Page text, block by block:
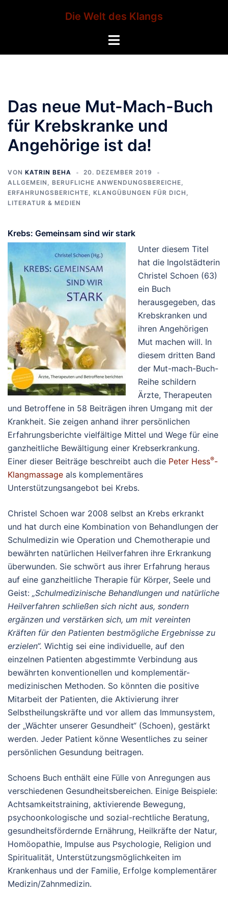
Die Welt des Klangs
Menü
Das neue Mut-Mach-Buch
für Krebskranke und
Angehörige ist da!
VON KATRIN BEHA
20. DEZEMBER 2019
ALLGEMEIN , BERUFLICHE ANWENDUNGSBEREICHE,
ERFAHRUNGSBERICHTE, KLANGÜBUNGEN FÜR DICH ,
LITERATUR & MEDIEN
Krebs: Gemeinsam sind wir stark
Unter diesem Titel
hat die Ingolstädterin
Christel Schoen (63)
ein Buch
herausgegeben, das
Krebskranken und
ihren Angehörigen
Mut machen will. In
diesem dritten Band
der Mut-mach-Buch-
Reihe schildern
Ärzte, Therapeuten
und Betroffene in 58 Beiträgen ihren Umgang mit der
Krankheit. Sie zeigen anhand ihrer persönlichen
Erfahrungsberichte vielfältige Mittel und Wege für eine
ganzheitliche Bewältigung einer Krebserkrankung.
Einer dieser Beiträge beschreibt auch die Peter Hess®-
Klangmassage als komplementäres
Unterstützungsangebot bei Krebs.
Christel Schoen war 2008 selbst an Krebs erkrankt
und hat durch eine Kombination von Behandlungen der
Schulmedizin wie Operation und Chemotherapie und
bewährten natürlichen Heilverfahren ihre Erkrankung
überwunden. Sie schwört aus ihrer Erfahrung heraus
auf eine ganzheitliche Therapie für Körper, Seele und
Geist: „Schulmedizinische Behandlungen und natürliche
Heilverfahren schließen sich nicht aus, sondern
ergänzen und verstärken sich, um mit vereinten
Kräften für den Patienten bestmögliche Ergebnisse zu
erzielen“. Wichtig sei eine individuelle, auf den
einzelnen Patienten abgestimmte Verbindung aus
bewährten konventionellen und komplementär-
medizinischen Methoden. So könnten die positive
Mitarbeit der Patienten, die Aktivierung ihrer
Selbstheilungskräfte und vor allem das Immunsystem,
der „Wächter unserer Gesundheit“ (Schoen), gestärkt
werden. Jeder Patient könne Wesentliches zu seiner
persönlichen Gesundung beitragen.
Schoens Buch enthält eine Fülle von Anregungen aus
verschiedenen Gesundheitsbereichen. Einige Beispiele:
Achtsamkeitstraining, aktivierende Bewegung,
psychoonkologische und sozial-rechtliche Beratung,
gesundheitsfördernde Ernährung, Heilkräfte der Natur,
Homöopathie, Impulse aus Psychologie, Religion und
Spiritualität, Unterstützungsmöglichkeiten im
Krankenhaus und der Familie, Erfolge komplementärer
Medizin/Zahnmedizin.